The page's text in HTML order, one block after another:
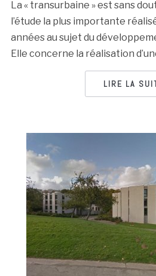
La « transurbaine » est sans
l’étude la plus importante
années au sujet du
Elle concerne la réalisation
LIRE LA